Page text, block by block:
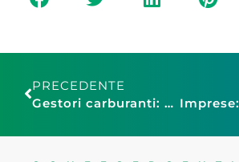
PRECEDENTE
Gestori carburanti: massiccia adesione (oltre 80%) dei gestori a marchio Esso allo sciopero di colore